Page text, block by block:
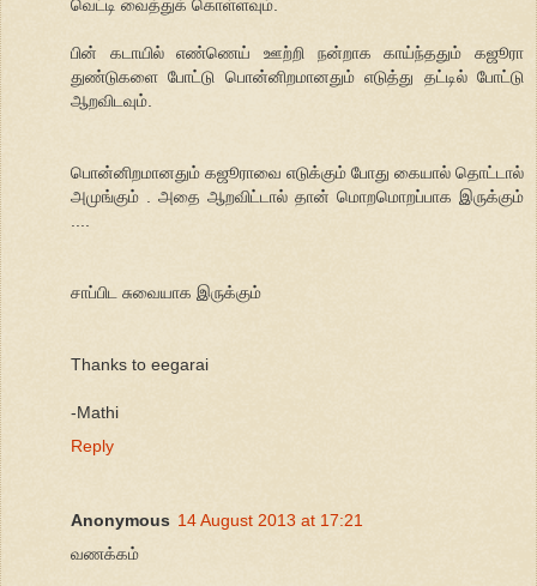
வெட்டி வைத்துக் கொள்ளவும்.
பின் கடாயில் எண்ணெய் ஊற்றி நன்றாக காய்ந்ததும் கஜூரா
துண்டுகளை போட்டு பொன்னிறமானதும் எடுத்து தட்டில் போட்டு
ஆறவிடவும்.
பொன்னிறமானதும் கஜூராவை எடுக்கும் போது கையால் தொட்டால்
அமுங்கும் . அதை ஆறவிட்டால் தான் மொறமொறப்பாக இருக்கும்
....
சாப்பிட சுவையாக இருக்கும்
Thanks to eegarai
-Mathi
Reply
Anonymous 14 August 2013 at 17:21
வணக்கம்